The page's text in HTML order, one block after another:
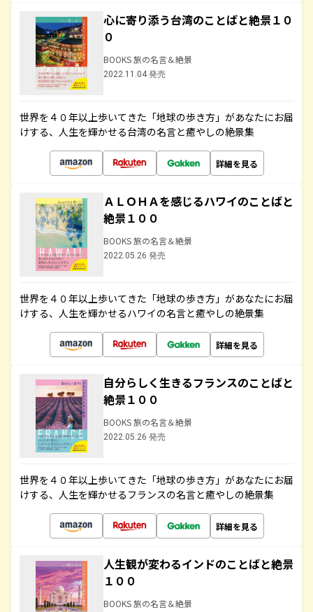
心に寄り添う台湾のことばと絶景１０
０
BOOKS 旅の名言＆絶景
2022.11.04 発売
世界を４０年以上歩いてきた「地球の歩き方」があなたにお届
けする、人生を輝かせる台湾の名言と癒やしの絶景集
詳細を見る
ＡＬＯＨＡを感じるハワイのことばと
絶景１００
BOOKS 旅の名言＆絶景
2022.05.26 発売
世界を４０年以上歩いてきた「地球の歩き方」があなたにお届
けする、人生を輝かせるハワイの名言と癒やしの絶景集
詳細を見る
自分らしく生きるフランスのことばと
絶景１００
BOOKS 旅の名言＆絶景
2022.05.26 発売
世界を４０年以上歩いてきた「地球の歩き方」があなたにお届
けする、人生を輝かせるフランスの名言と癒やしの絶景集
詳細を見る
人生観が変わるインドのことばと絶景
１００
BOOKS 旅の名言＆絶景